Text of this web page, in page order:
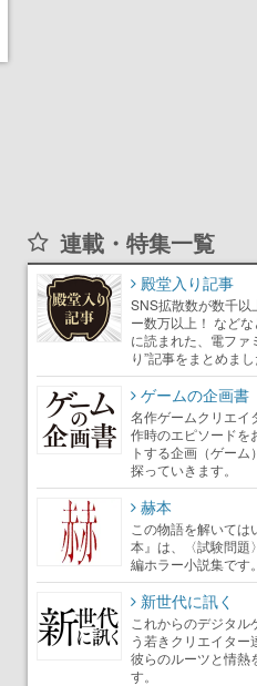
連載・特集一覧
殿堂入り記事
SNS拡散数が数千以
ー数万以上！ など
に読まれた、電ファ
り”記事をまとめまし
ゲームの企画書
名作ゲームクリエイ
作時のエピソードを
トする企画（ゲーム
探っていきます。
赫本
この物語を解いては
本』は、〈試験問題
編ホラー小説集です。
新世代に訊く
これからのデジタル
う若きクリエイター
彼らのルーツと情熱
す。